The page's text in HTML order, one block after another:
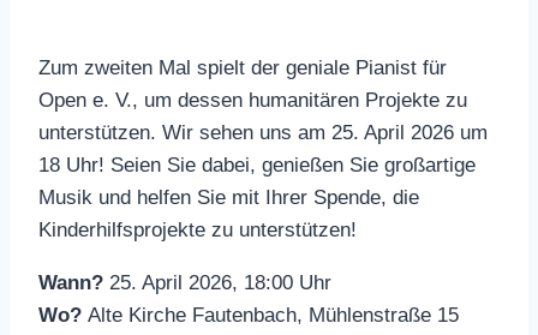
Zum zweiten Mal spielt der geniale Pianist für
Open e. V., um dessen humanitären Projekte zu
unterstützen. Wir sehen uns am 25. April 2026 um
18 Uhr! Seien Sie dabei, genießen Sie großartige
Musik und helfen Sie mit Ihrer Spende, die
Kinderhilfsprojekte zu unterstützen!
Wann? 25. April 2026, 18:00 Uhr
Wo? Alte Kirche Fautenbach, Mühlenstraße 15